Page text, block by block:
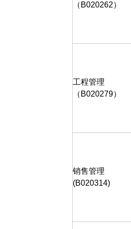
（B020262）
工程管理
（ B020279）
销售管理
(B020314)